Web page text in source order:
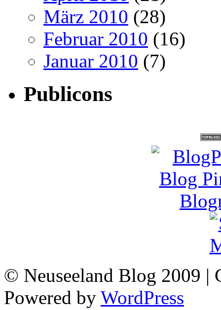
März 2010 (28)
Februar 2010 (16)
Januar 2010 (7)
Publicons
© Neuseeland Blog 2009 |
Powered by WordPress